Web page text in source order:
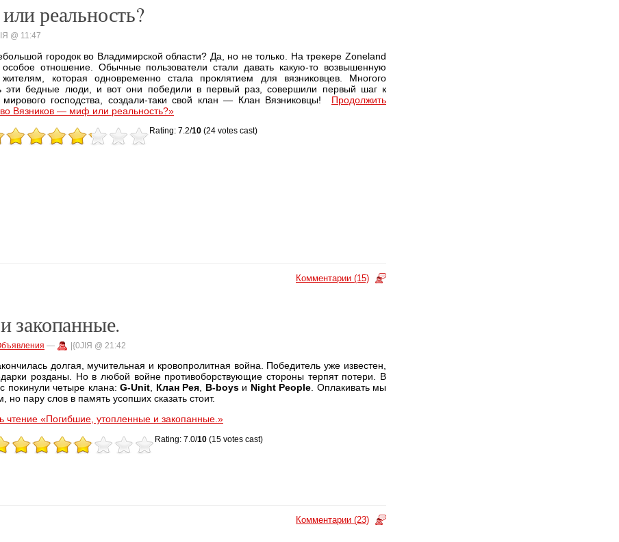
реальность?
@ 11:47
городок во Владимирской области? Да, но не только. На трекере Zoneland
отношение. Обычные пользователи стали давать какую-то возвышенную
которая одновременно стала проклятием для вязниковцев. Многого
эти бедные люди, и вот они победили в первый раз, совершили первый шаг к
мирового господства, создали-таки свой клан — Клан Вязниковцы! Продолжить
Вязников — миф или реальность?»
Rating: 7.2/10 (24 votes cast)
Комментарии (15)
закопанные.
— |{0JIЯ @ 21:42
долгая, мучительная и кровопролитная война. Победитель уже известен,
розданы. Но в любой войне противоборствующие стороны терпят потери. В
покинули четыре клана: G-Unit Клан Рея B-boys и Night People . Оплакивать мы
но пару слов в память усопших сказать стоит.
чтение «Погибшие, утопленные и закопанные.»
Rating: 7.0/10 (15 votes cast)
Комментарии (23)